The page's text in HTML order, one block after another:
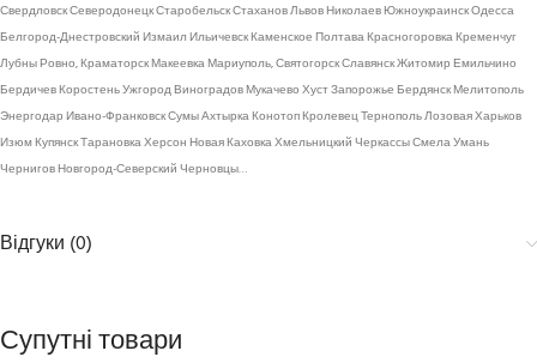
Свердловск Северодонецк Старобельск Стаханов Львов Николаев Южноукраинск Одесса
Белгород-Днестровский Измаил Ильичевск Каменское Полтава Красногоровка Кременчуг
Лубны Ровно, Краматорск Макеевка Мариуполь, Святогорск Славянск Житомир Емильчино
Бердичев Коростень Ужгород Виноградов Мукачево Хуст Запорожье Бердянск Мелитополь
Энергодар Ивано-Франковск Сумы Ахтырка Конотоп Кролевец Тернополь Лозовая Харьков
Изюм Купянск Тарановка Херсон Новая Каховка Хмельницкий Черкассы Смела Умань
Чернигов Новгород-Северский Черновцы…
Відгуки (0)
Супутні товари